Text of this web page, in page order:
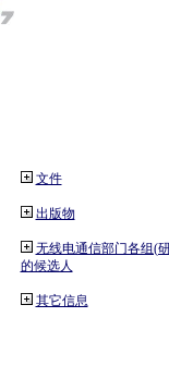
文件
出版物
无线电通信部门各组(
的候选人
其它信息